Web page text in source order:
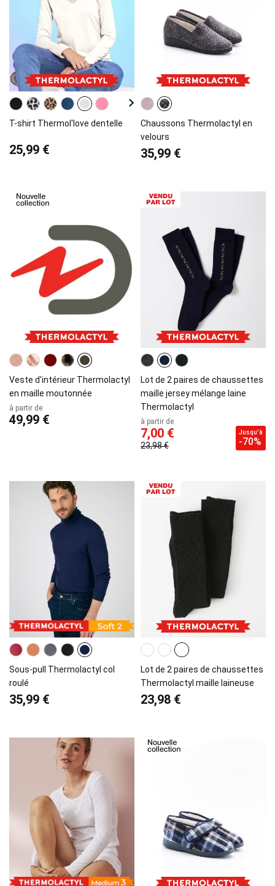
T-shirt Thermol'love dentelle
25,99 €
Chaussons Thermolactyl en
velours
35,99 €
Veste d'intérieur Thermolactyl
en maille moutonnée
à partir de
49,99 €
Lot de 2 paires de chaussettes
maille jersey mélange laine
Thermolactyl
à partir de
7,00 €
23,98 €
Jusqu'à
-70%
Sous-pull Thermolactyl col
roulé
35,99 €
Lot de 2 paires de chaussettes
Thermolactyl maille laineuse
23,98 €